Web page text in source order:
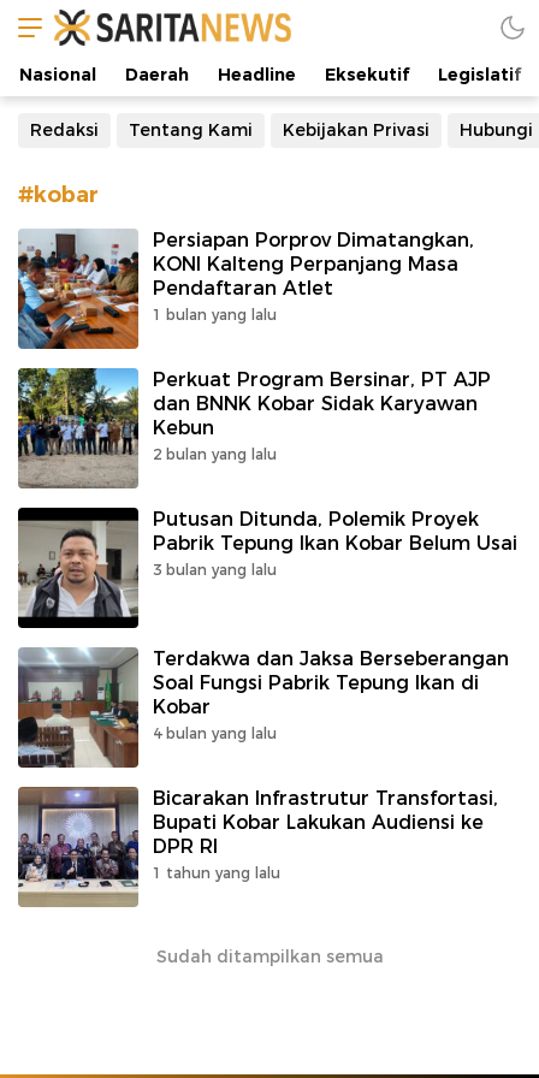
Manifestasi Arus Kebenaran
Nasional Daerah Headline Eksekutif Legislatif
Redaksi Tentang Kami Kebijakan Privasi Hubungi
#kobar
Persiapan Porprov Dimatangkan,
KONI Kalteng Perpanjang Masa
Pendaftaran Atlet
1 bulan yang lalu
Perkuat Program Bersinar, PT AJP
dan BNNK Kobar Sidak Karyawan
Kebun
2 bulan yang lalu
Putusan Ditunda, Polemik Proyek
Pabrik Tepung Ikan Kobar Belum Usai
3 bulan yang lalu
Terdakwa dan Jaksa Berseberangan
Soal Fungsi Pabrik Tepung Ikan di
Kobar
4 bulan yang lalu
Bicarakan Infrastrutur Transfortasi,
Bupati Kobar Lakukan Audiensi ke
DPR RI
1 tahun yang lalu
Sudah ditampilkan semua